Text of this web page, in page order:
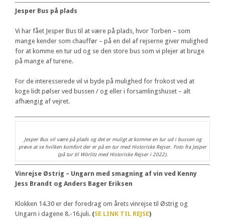
Jesper Bus på plads
Vi har fået Jesper Bus til at være på plads, hvor Torben – som
mange kender som chauffør – på en del af rejserne giver mulighed
for at komme en tur ud og se den store bus som vi plejer at bruge
på mange af turene.
For de interesserede vil vi byde på mulighed for frokost ved at
koge lidt pølser ved bussen / og eller i forsamlingshuset – alt
afhængig af vejret.
Jesper Bus vil være på plads og det er muligt at komme en tur ud i bussen og
prøve at se hvilken komfort der er på en tur med Historiske Rejser. Foto fra Jesper
(på tur til Wörlitz med Historiske Rejser i 2022).
Vinrejse Østrig – Ungarn med smagning af vin ved Kenny
Jess Brandt og Anders Bager Eriksen
Klokken 14.30 er der foredrag om årets vinrejse til Østrig og
Ungarn i dagene 8.-16.juli. (SE LINK TIL REJSE)